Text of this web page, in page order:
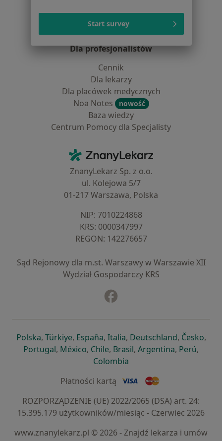
Blog dla pacjentów
Dla profesjonalistów
Cennik
Dla lekarzy
Dla placówek medycznych
Noa Notes
nowość
Baza wiedzy
Centrum Pomocy dla Specjalisty
ZnanyLekarz - Strona główna
ZnanyLekarz Sp. z o.o.
ul. Kolejowa 5/7
01-217 Warszawa, Polska
NIP: ⁠7010224868
KRS: ⁠0000347997
REGON: ⁠142276657
Sąd Rejonowy dla m.st. Warszawy w Warszawie XII
Wydział Gospodarczy KRS
Polskaotwiera się w nowej karcie
, Türkiyeotwiera się w nowej karcie
, Españaotwiera się w nowej karcie
, Italiaotwiera się w nowej
, Deutschlandotwiera się
, Česko,
Portugalotwiera się w nowej karcie
, Méxicootwiera się w nowej karcie
, Chileotwiera się w nowej karcie
, Brasilotwiera się w nowej
, Argentinaotwiera się
, Perú,
Colombia
Płatności kartą
ROZPORZĄDZENIE (UE) 2022/2065 (DSA) art. 24:
15.395.179 użytkowników/miesiąc - Czerwiec 2026
www.znanylekarz.pl © 2026 - Znajdź lekarza i umów
Start survey